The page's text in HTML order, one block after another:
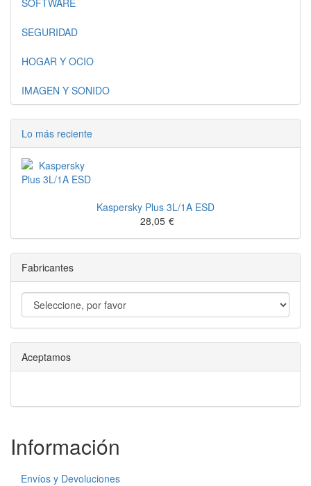
SOFTWARE
SEGURIDAD
HOGAR Y OCIO
IMAGEN Y SONIDO
Lo más reciente
Kaspersky Plus 3L/1A ESD
28,05 €
Fabricantes
Aceptamos
Información
Envíos y Devoluciones